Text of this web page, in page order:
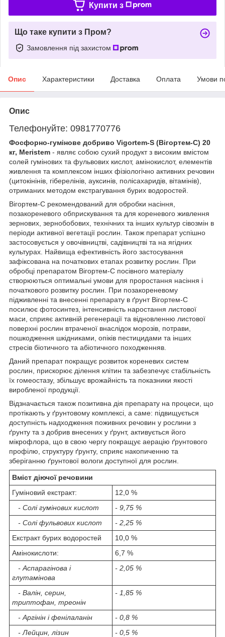
Купити з
Що таке купити з Пром?
Замовлення під захистом
Опис Характеристики Доставка Оплата Умови
Опис
Телефонуйте: 0981770776
Фосфорно-гумінове добриво Vigortem-S (Вігортем-С) 20
кг, Meristem - являє собою сухий продукт з високим вмістом
солей гумінових та фульвових кислот, амінокислот, елементів
живлення та комплексом інших фізіологічно активних речовин
(цитокінінів, гіберелінів, ауксинів, полісахаридів, вітамінів),
отриманих методом екстрагування бурих водоростей.
Вігортем-С рекомендований для обробки насіння,
позакореневого обприскування та для кореневого живлення
зернових, зернобобових, технічних та інших культур сівозмін в
періоди активної вегетації рослин. Також препарат успішно
застосовується у овочівництві, садівництві та на ягідних
культурах. Найвища ефективність його застосування
зафіксована на початкових етапах розвитку рослин. При
обробці препаратом Вігортем-С посівного матеріалу
створюються оптимальні умови для проростання насіння і
початкового розвитку рослин. При позакореневому
підживленні та внесенні препарату в ґрунт Вігортем-С
посилює фотосинтез, інтенсивність наростання листової
маси, сприяє активній регенерації та відновленню листової
поверхні рослин втраченої внаслідок морозів, потрави,
пошкодження шкідниками, опіків пестицидами та інших
стресів біотичного та абіотичного походженняв.
Даний препарат покращує розвиток кореневих систем
рослин, прискорює ділення клітин та забезпечує стабільність
їх гомеостазу, збільшує врожайність та показники якості
виробленої продукції.
Відзначається також позитивна дія препарату на процеси, що
протікають у ґрунтовому комплексі, а саме: підвищується
доступність надходження поживних речовин у рослини з
ґрунту та з добрив внесених у ґрунт, активується його
мікрофлора, що в свою чергу покращує аерацію ґрунтового
профілю, структуру ґрунту, сприяє накопиченню та
зберіганню ґрунтової вологи доступної для рослин.
Вміст діючої речовини
Гуміновий екстракт:
12,0 %
- Cолі гумінових кислот
- 9,75 %
- Cолі фульвових кислот
- 2,25 %
Екстракт бурих водоростей
10,0 %
Амінокислоти:
6,7 %
- Аспарагінова і
глутамінова
- 2,05 %
- Валін, серин,
триптофан, треонін
- 1,85 %
- Аргінін і фенілаланін
- 0,8 %
- Лейцин, лізин
- 0,5 %